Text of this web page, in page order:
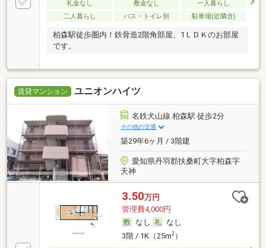
礼金なし 敷金なし
一人暮らし
二人暮らし
バス・トイレ別 駐車場(近隣含)
柏森駅徒歩圏内！鉄骨造2階角部屋、1ＬＤＫのお部屋
です。
賃貸マンション ユニオンハイツ
名鉄犬山線 柏森駅 徒歩2分
その他の交通
築29年6ヶ月 / 3階建
愛知県丹羽郡扶桑町大字柏森字
天神
3.50万円
管理費4,000円
なし
なし
3階 / 1K（25m2）